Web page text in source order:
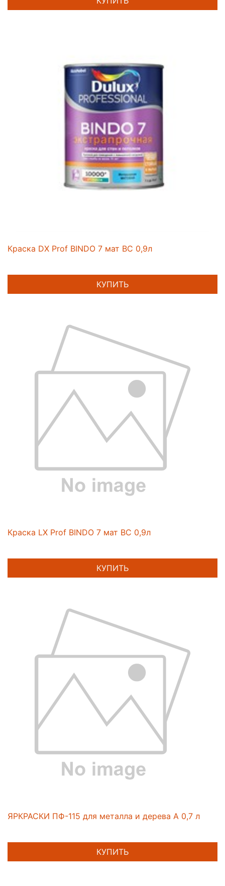
Краска DX Prof BINDO 7 мат BC 0,9л
КУПИТЬ
Краска LX Prof BINDO 7 мат BC 0,9л
КУПИТЬ
ЯРКРАСКИ ПФ-115 для металла и дерева А 0,7 л
КУПИТЬ